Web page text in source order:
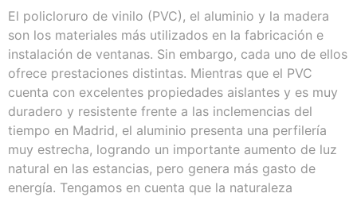
El policloruro de vinilo (PVC), el aluminio y la madera
son los materiales más utilizados en la fabricación e
instalación de ventanas. Sin embargo, cada uno de ellos
ofrece prestaciones distintas. Mientras que el PVC
cuenta con excelentes propiedades aislantes y es muy
duradero y resistente frente a las inclemencias del
tiempo en Madrid, el aluminio presenta una perfilería
muy estrecha, logrando un importante aumento de luz
natural en las estancias, pero genera más gasto de
energía. Tengamos en cuenta que la naturaleza